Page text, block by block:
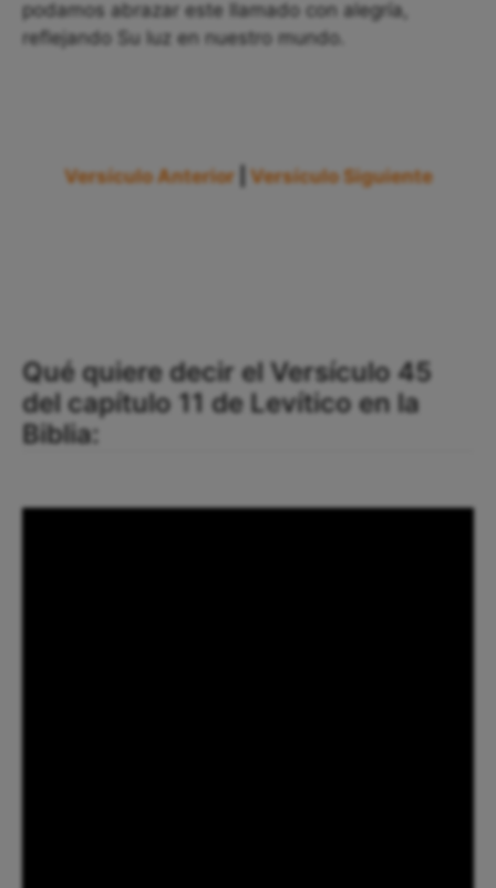
podamos abrazar este llamado con alegría,
reflejando Su luz en nuestro mundo.
Versículo Anterior Versículo Siguiente
Qué quiere decir el Versículo 45
del capítulo 11 de Levítico en la
Biblia: